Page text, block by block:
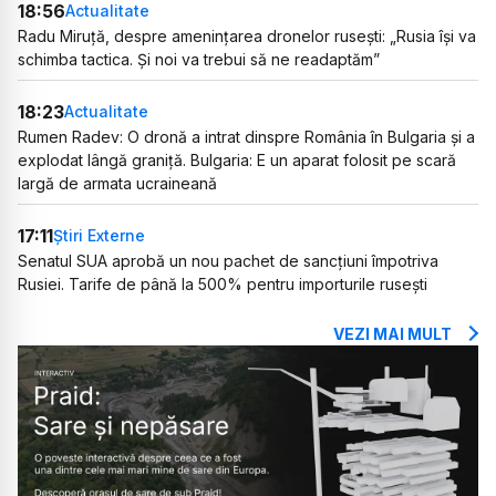
18:56Actualitate
Radu Miruță, despre amenințarea dronelor rusești: „Rusia își va
schimba tactica. Și noi va trebui să ne readaptăm”
18:23Actualitate
Rumen Radev: O dronă a intrat dinspre România în Bulgaria și a
explodat lângă graniță. Bulgaria: E un aparat folosit pe scară
largă de armata ucraineană
17:11Știri Externe
Senatul SUA aprobă un nou pachet de sancțiuni împotriva
Rusiei. Tarife de până la 500% pentru importurile rusești
VEZI MAI MULT